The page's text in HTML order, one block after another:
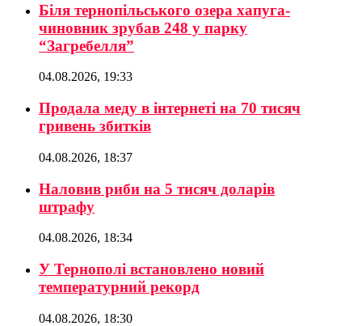
Біля тернопільського озера хапуга-
чиновник зрубав 248 у парку
“Загребелля”
04.08.2026, 19:33
Продала меду в інтернеті на 70 тисяч
гривень збитків
04.08.2026, 18:37
Наловив риби на 5 тисяч доларів
штрафу
04.08.2026, 18:34
У Тернополі встановлено новий
температурний рекорд
04.08.2026, 18:30